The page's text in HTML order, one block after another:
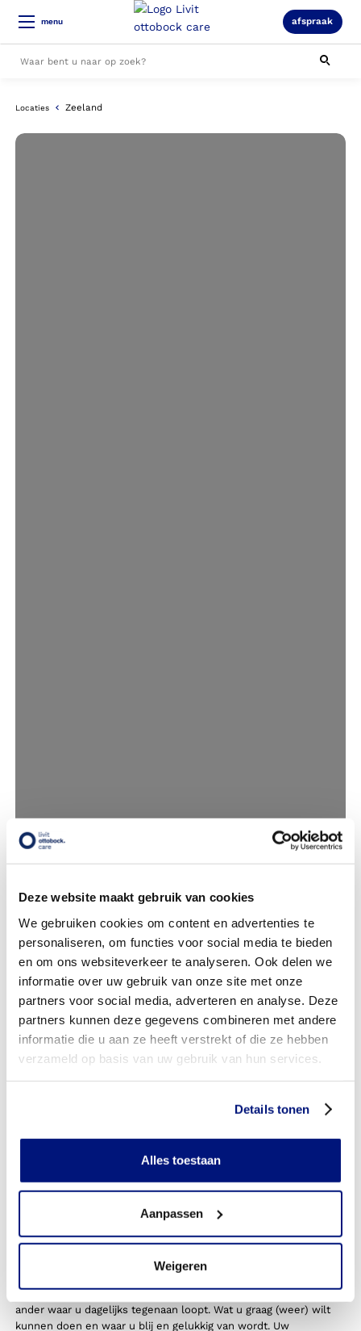
Deze website maakt gebruik van cookies
We gebruiken cookies om content en advertenties te
personaliseren, om functies voor social media te bieden
en om ons websiteverkeer te analyseren. Ook delen we
informatie over uw gebruik van onze site met onze
partners voor social media, adverteren en analyse. Deze
partners kunnen deze gegevens combineren met andere
informatie die u aan ze heeft verstrekt of die ze hebben
verzameld op basis van uw gebruik van hun services.
Details tonen
Alles toestaan
Aanpassen
Weigeren
menu afspraak
Alle resultaten
Locaties Zeeland
Kaart vergroten
U kunt bij Livit Ottobock Care in Zeeland terecht voor alle
steunzolen,orthopedische schoenen,steunkousenen
meestal samen met uw huisarts of specialist. Als wij uw
oplossing niet in ons standaard assortiment hebben, kunnen wij
het allerbelangrijkste uitgangspunt. U weet immers als geen
ander waar u dagelijks tegenaan loopt. Wat u graag (weer) wilt
kunnen doen en waar u blij en gelukkig van wordt. Uw